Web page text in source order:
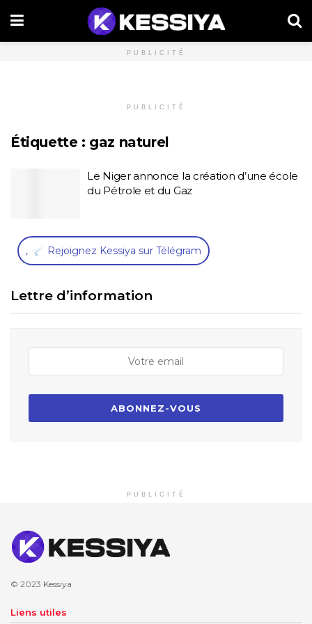
PUBLICITÉ
PUBLICITÉ
Étiquette : gaz naturel
Le Niger annonce la création d’une école
du Pétrole et du Gaz
, Rejoignez Kessiya sur Télégram
Lettre d’information
PUBLICITÉ
© 2023 Kessiya
Liens utiles